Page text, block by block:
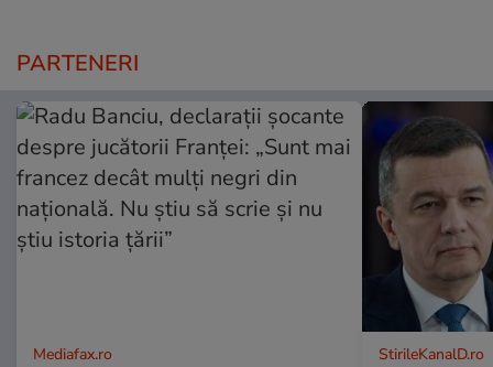
PARTENERI
Mediafax.ro StirileKanalD.ro